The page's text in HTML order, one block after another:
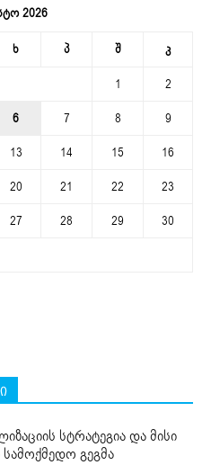
2026
ხ პ შ კ
1
2
6 7 8
9
13 14 15
16
20 21 22
23
27 28 29
30
სტრატეგია და მისი
გეგმა